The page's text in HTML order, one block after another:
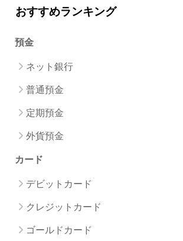
おすすめランキング
預金
ネット銀行
普通預金
定期預金
外貨預金
カード
デビットカード
クレジットカード
ゴールドカード